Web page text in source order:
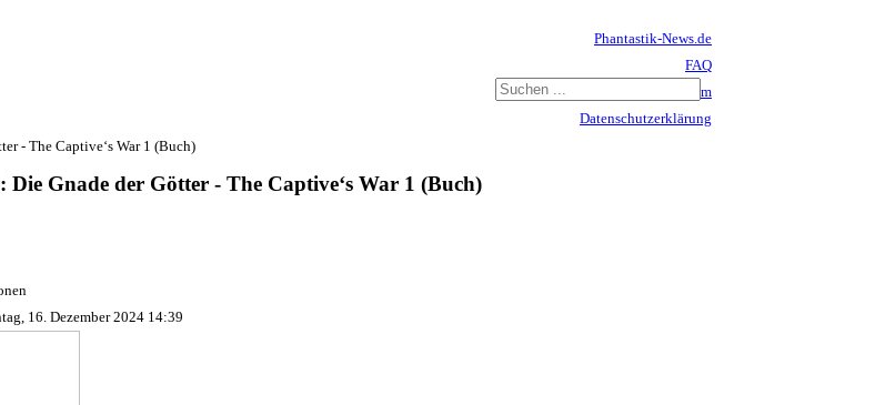
Phantastik-News.de
FAQ
Impressum
Datenschutzerklärung
- The Captive‘s War 1 (Buch)
Die Gnade der Götter - The Captive‘s War 1 (Buch)
16. Dezember 2024 14:39